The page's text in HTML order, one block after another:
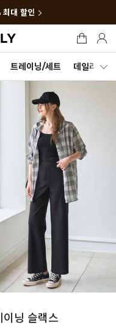
대 할인
트레이닝/세트 데일리세트
닝 슬랙스